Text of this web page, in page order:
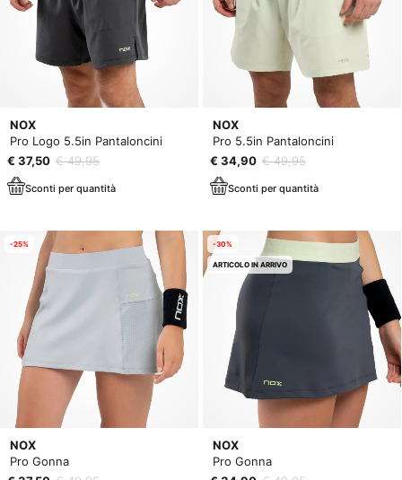
NOX
Pro Logo 5.5in Pantaloncini
€ 37,50 € 49,95
Sconti per quantità
NOX
Pro 5.5in Pantaloncini
€ 34,90 € 49,95
Sconti per quantità
NOX
Pro Gonna
-25%
NOX
Pro Gonna
-30%
ARTICOLO IN ARRIVO